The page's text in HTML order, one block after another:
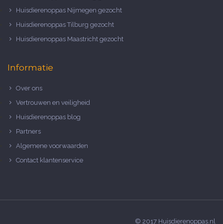
Huisdierenoppas Nijmegen gezocht
Huisdierenoppas Tilburg gezocht
Huisdierenoppas Maastricht gezocht
Informatie
Over ons
Vertrouwen en veiligheid
Huisdierenoppas blog
Partners
Algemene voorwaarden
Contact klantenservice
© 2017 Huisdierenoppas.nl